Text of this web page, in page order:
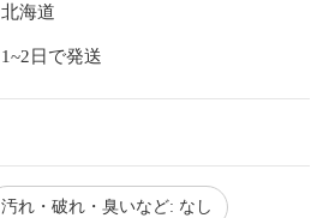
北海道
1~2日で発送
汚れ・破れ・臭いなど: なし